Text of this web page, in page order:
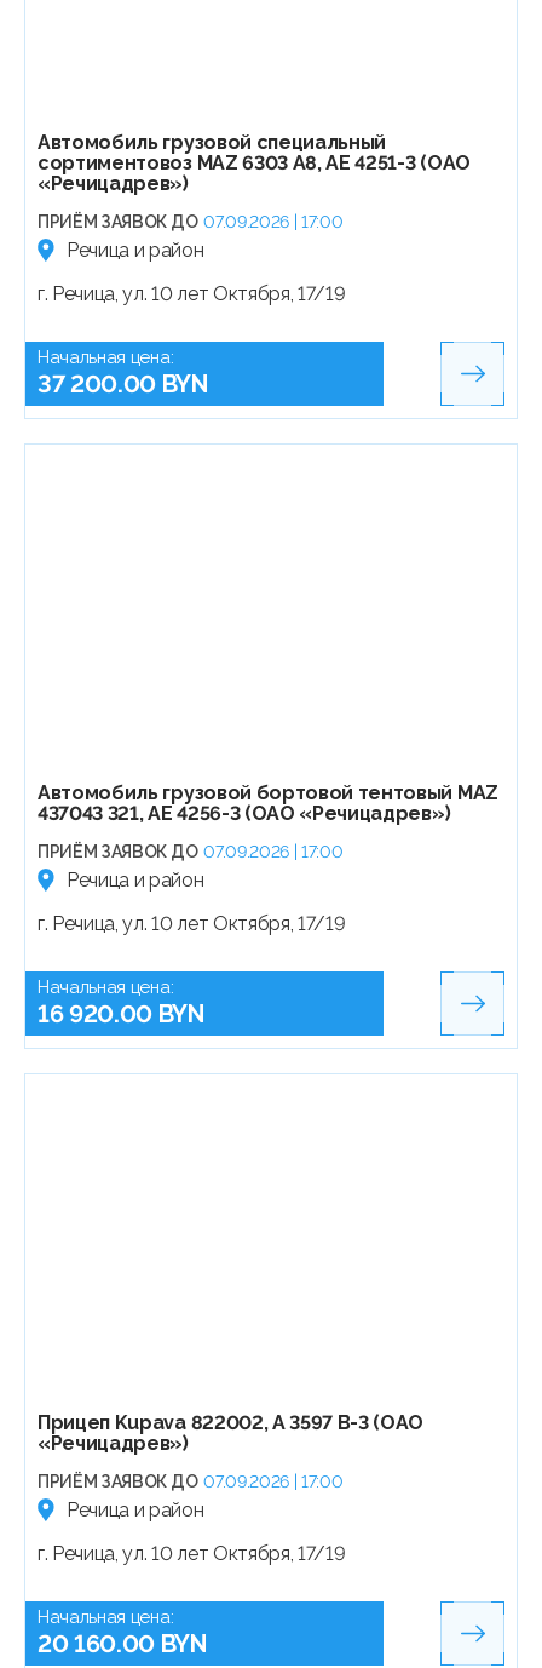
Автомобиль грузовой специальный
сортиментовоз МАZ 6303 А8, АЕ 4251-3 (ОАО
«Речицадрев»)
ПРИЁМ ЗАЯВОК ДО 07.09.2026 | 17:00
Речица и район
г. Речица, ул. 10 лет Октября, 17/19
Начальная цена:
37 200.00 BYN
Автомобиль грузовой бортовой тентовый МАZ
437043 321, АЕ 4256-3 (ОАО «Речицадрев»)
ПРИЁМ ЗАЯВОК ДО 07.09.2026 | 17:00
Речица и район
г. Речица, ул. 10 лет Октября, 17/19
Начальная цена:
16 920.00 BYN
Прицеп Kupava 822002, А 3597 В-3 (ОАО
«Речицадрев»)
ПРИЁМ ЗАЯВОК ДО 07.09.2026 | 17:00
Речица и район
г. Речица, ул. 10 лет Октября, 17/19
Начальная цена:
20 160.00 BYN